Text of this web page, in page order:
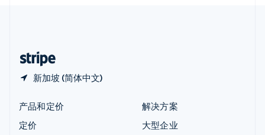
新加坡 (简体中文)
产品和定价
定价
解决方案
大型企业